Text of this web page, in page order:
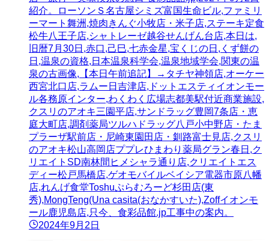
紹介。ローソンＳ名古屋シミズ富国生命ビル,ファミリ
ーマート舞洲,焼肉きんぐ小牧店・米子店,ステーキ定食
松牛八王子店,シャトレーゼ越谷せんげん台店,本日は,
旧暦7月30日,赤口,己巳,七赤金星,宝くじの日,くず餅の
日,温泉の資格,日本温泉科学会,温泉地域学会,関東の温
泉の古画像,【本日午前追記】→タチヤ神領店,オーケー
西宮北口店,ラムー日吉津店,ドットエスティイオンモー
ル各務原インター,わくわく広場志都美駅付近商業施設,
クスリのアオキ三園平店,サンドラッグ豊岡7条店・恵
庭大町店,調剤薬局ツルハドラッグ八戸小中野店・たま
プラーザ駅前店・尼崎東園田店・釧路富士見店,クスリ
のアオキ松山高岡店ププレひまわり薬局グラン春日,ク
リエイトSD南林間ヒメシャラ通り店,クリエイトエス
ディー松戸馬橋店,ゲオモバイルベイシア電器市原八幡
店,れんげ食堂Toshuぷらむろーど杉田店(東
秀),MongTeng(Una casita(おなかすいた),Zoffイオンモ
ール鹿児島店,只今、食彩品館.jp工事中の案内。
2024年9月2日